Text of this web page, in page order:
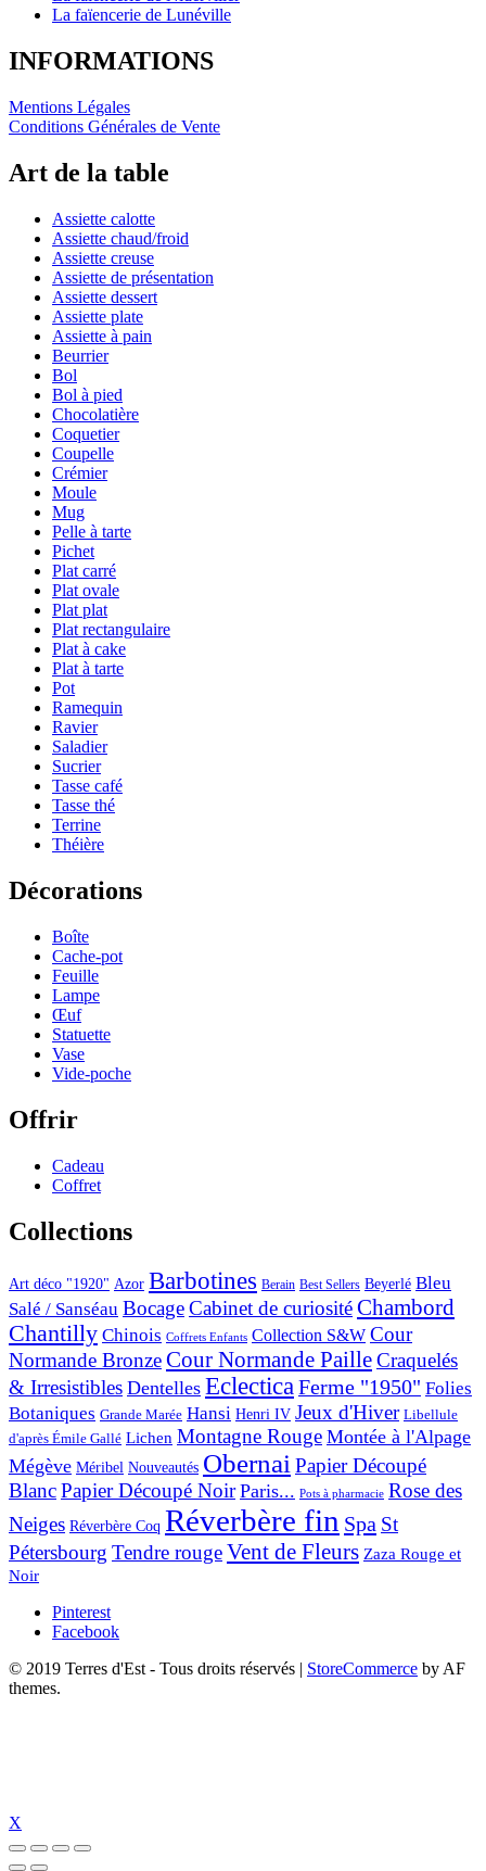
La faïencerie de Lunéville
INFORMATIONS
Mentions Légales
Conditions Générales de Vente
Art de la table
Assiette calotte
Assiette chaud/froid
Assiette creuse
Assiette de présentation
Assiette dessert
Assiette plate
Assiette à pain
Beurrier
Bol
Bol à pied
Chocolatière
Coquetier
Coupelle
Crémier
Moule
Mug
Pelle à tarte
Pichet
Plat carré
Plat ovale
Plat plat
Plat rectangulaire
Plat à cake
Plat à tarte
Pot
Ramequin
Ravier
Saladier
Sucrier
Tasse café
Tasse thé
Terrine
Théière
Décorations
Boîte
Cache-pot
Feuille
Lampe
Œuf
Statuette
Vase
Vide-poche
Offrir
Cadeau
Coffret
Collections
Art déco "1920" Azor Barbotines Berain Best Sellers Beyerlé Bleu
Salé / Sanséau BocageCabinet de curiositéChambord
Chantilly Chinois Coffrets Enfants Collection S&W Cour
Normande BronzeCour Normande PailleCraquelés
& Irresistibles Dentelles EclecticaFerme "1950" Folies
Botaniques Grande Marée Hansi Henri IV Jeux d'Hiver Libellule
d'après Émile Gallé Lichen Montagne Rouge Montée à l'Alpage
Mégève Méribel Nouveautés ObernaiPapier Découpé
BlancPapier Découpé Noir Paris... Pots à pharmacie Rose des
Neiges Réverbère Coq Réverbère fin Spa St
Pétersbourg Tendre rougeVent de Fleurs Zaza Rouge et
Noir
Pinterest
Facebook
© 2019 Terres d'Est - Tous droits réservés
StoreCommerce by AF
themes.
X